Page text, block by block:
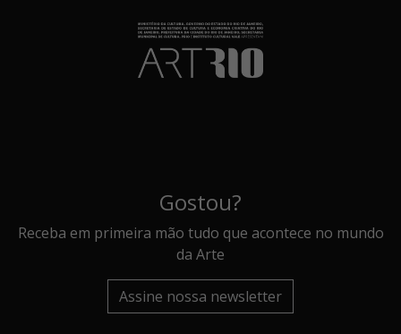
Gostou?
Receba em primeira mão tudo que acontece no mundo
da Arte
Assine nossa newsletter